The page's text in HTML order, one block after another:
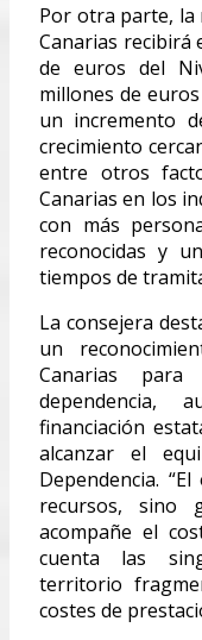
Por otra parte, la
Canarias recibirá
de euros del
millones de
un incremento
crecimiento
entre otros
Canarias en los
con más
reconocidas y
tiempos de
La consejera
un
Canarias
financiación
alcanzar el
Dependencia.
recursos, sino
acompañe el
cuenta las
territorio
costes de